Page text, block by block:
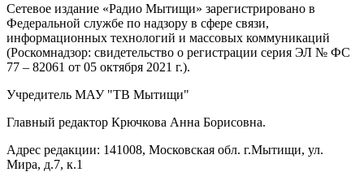
Сетевое издание «Радио Мытищи» зарегистрировано в
Федеральной службе по надзору в сфере связи,
информационных технологий и массовых коммуникаций
(Роскомнадзор: свидетельство о регистрации серия ЭЛ № ФС
77 – 82061 от 05 октября 2021 г.).
Учредитель МАУ "ТВ Мытищи"
Главный редактор Крючкова Анна Борисовна.
Адрес редакции: 141008, Московская обл. г.Мытищи, ул.
Мира, д.7, к.1